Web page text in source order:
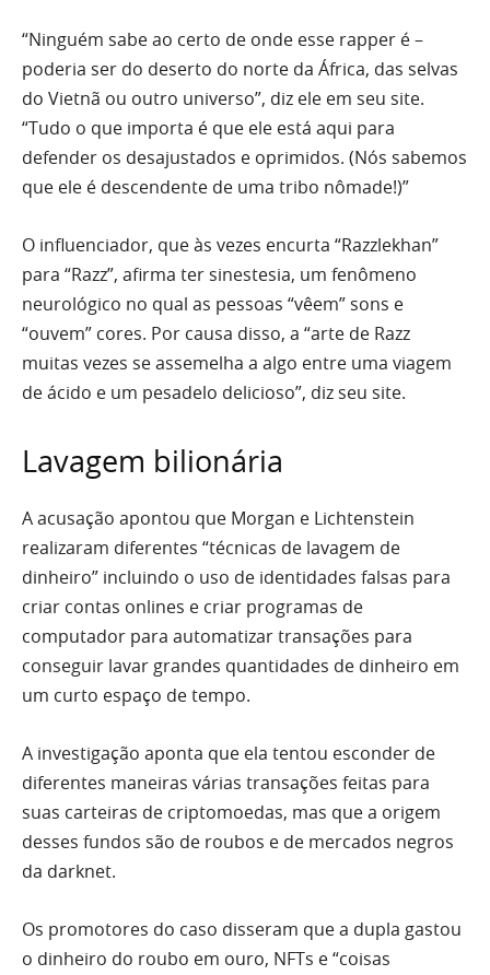
“Ninguém sabe ao certo de onde esse rapper é –
poderia ser do deserto do norte da África, das selvas
do Vietnã ou outro universo”, diz ele em seu site.
“Tudo o que importa é que ele está aqui para
defender os desajustados e oprimidos. (Nós sabemos
que ele é descendente de uma tribo nômade!)”
O influenciador, que às vezes encurta “Razzlekhan”
para “Razz”, afirma ter sinestesia, um fenômeno
neurológico no qual as pessoas “vêem” sons e
“ouvem” cores. Por causa disso, a “arte de Razz
muitas vezes se assemelha a algo entre uma viagem
de ácido e um pesadelo delicioso”, diz seu site.
Lavagem bilionária
A acusação apontou que Morgan e Lichtenstein
realizaram diferentes “técnicas de lavagem de
dinheiro” incluindo o uso de identidades falsas para
criar contas onlines e criar programas de
computador para automatizar transações para
conseguir lavar grandes quantidades de dinheiro em
um curto espaço de tempo.
A investigação aponta que ela tentou esconder de
diferentes maneiras várias transações feitas para
suas carteiras de criptomoedas, mas que a origem
desses fundos são de roubos e de mercados negros
da darknet.
Os promotores do caso disseram que a dupla gastou
o dinheiro do roubo em ouro, NFTs e “coisas